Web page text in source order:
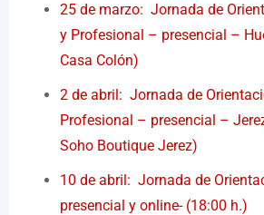
25 de marzo: Jornada de
y Profesional – presencial –
Casa Colón)
2 de abril: Jornada de
Profesional – presencial –
Soho Boutique Jerez)
10 de abril: Jornada de
presencial y online- (18:00 h.)